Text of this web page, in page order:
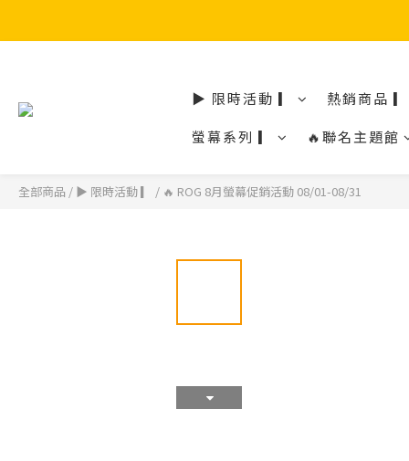
▶ 限時活動 ▎
熱銷商品 ▎
螢幕系列 ▎
🔥聯名主題館
全部商品 / ▶ 限時活動 ▎ / 🔥 ROG 8月螢幕促銷活動 08/01-08/31